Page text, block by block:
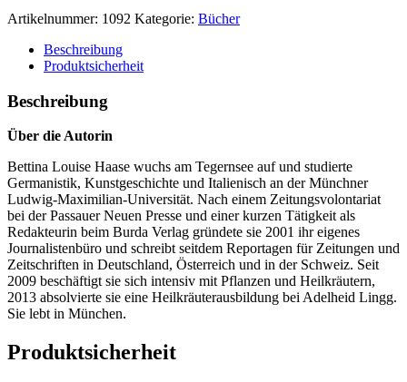
Artikelnummer: 1092 Kategorie: Bücher
Beschreibung
Produktsicherheit
Beschreibung
Über die Autorin
Bettina Louise Haase wuchs am Tegernsee auf und studierte
Germanistik, Kunstgeschichte und Italienisch an der Münchner
Ludwig-Maximilian-Universität. Nach einem Zeitungsvolontariat
bei der Passauer Neuen Presse und einer kurzen Tätigkeit als
Redakteurin beim Burda Verlag gründete sie 2001 ihr eigenes
Journalistenbüro und schreibt seitdem Reportagen für Zeitungen und
Zeitschriften in Deutschland, Österreich und in der Schweiz. Seit
2009 beschäftigt sie sich intensiv mit Pflanzen und Heilkräutern,
2013 absolvierte sie eine Heilkräuterausbildung bei Adelheid Lingg.
Sie lebt in München.
Produktsicherheit